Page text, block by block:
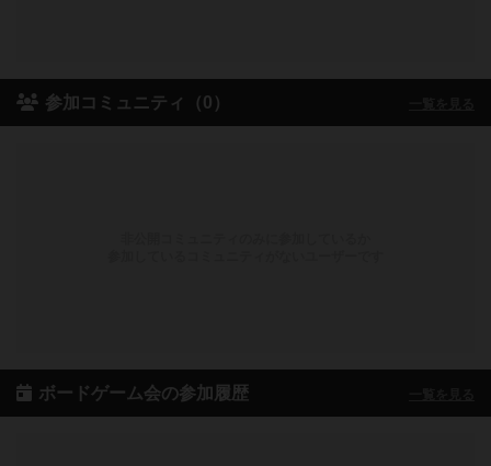
参加コミュニティ（0）
ボードゲーム会の参加履歴